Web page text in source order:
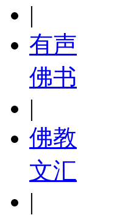
|
有声
佛书
|
佛教
文汇
|